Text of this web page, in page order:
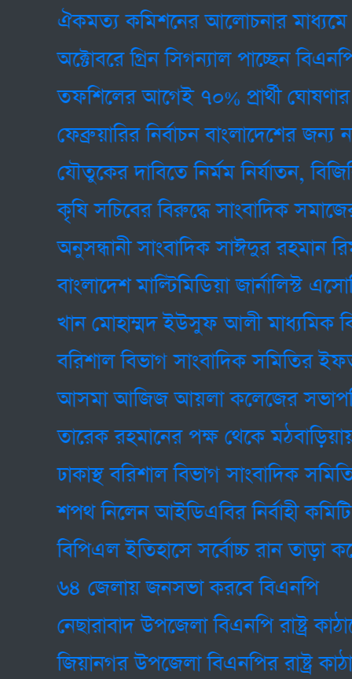
ঐকমত্য কমিশনের আলোচনার মাধ্যমে
অক্টোবরে গ্রিন সিগন্যাল পাচ্ছেন বিএনপি’র
তফশিলের আগেই ৭০% প্রার্থী ঘোষণার
ফেব্রুয়ারির নির্বাচন বাংলাদেশের জন্য
যৌতুকের দাবিতে নির্মম নির্যাতন, বিজিবি
কৃষি সচিবের বিরুদ্ধে সাংবাদিক সমাজের
অনুসন্ধানী সাংবাদিক সাঈদুর রহমান
বাংলাদেশ মাল্টিমিডিয়া জার্নালিস্ট
খান মোহাম্মদ ইউসুফ আলী মাধ্যমিক
বরিশাল বিভাগ সাংবাদিক সমিতির ইফতার
আসমা আজিজ আয়লা কলেজের সভাপতি
তারেক রহমানের পক্ষ থেকে মঠবাড়িয়ায়
ঢাকাস্থ বরিশাল বিভাগ সাংবাদিক
শপথ নিলেন আইডিএবির নির্বাহী কমিটি
বিপিএল ইতিহাসে সর্বোচ্চ রান তাড়া করে
৬৪ জেলায় জনসভা করবে বিএনপি
নেছারাবাদ উপজেলা বিএনপি রাষ্ট্র
জিয়ানগর উপজেলা বিএনপির রাষ্ট্র